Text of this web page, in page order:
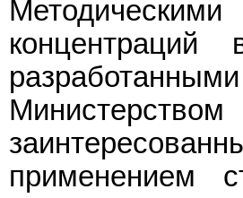
применением